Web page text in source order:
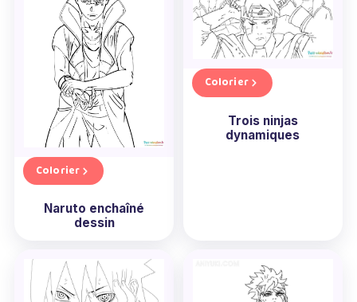
Colorier
Naruto enchaîné
dessin
Colorier
Trois ninjas
dynamiques